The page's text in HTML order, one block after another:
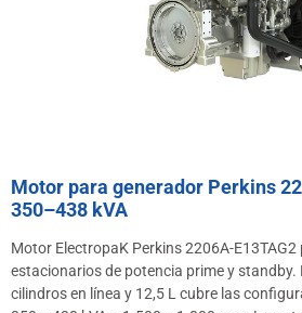
Motor para generador Perkins
350–438 kVA
Motor ElectropaK Perkins 2206A-
estacionarios de potencia prime y
cilindros en línea y 12,5 L cubre las